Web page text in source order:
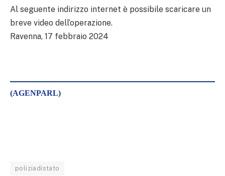
Al seguente indirizzo internet è possibile scaricare un
breve video dell’operazione.
Ravenna, 17 febbraio 2024
(AGENPARL)
poliziadistato